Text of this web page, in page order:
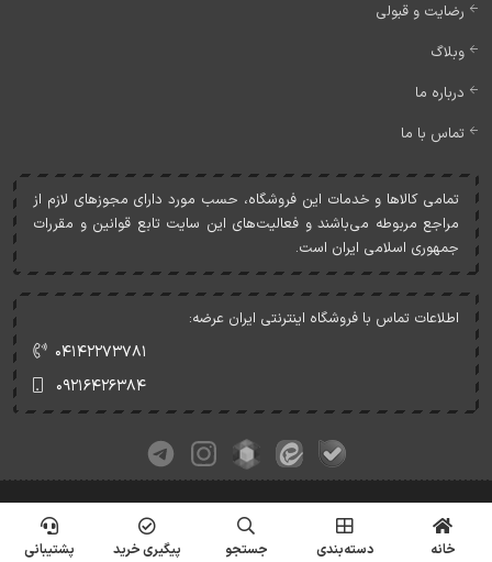
رضایت و قبولی
وبلاگ
درباره ما
تماس با ما
تمامی کالاها و خدمات اين فروشگاه، حسب مورد دارای مجوزهای لازم از
مراجع مربوطه می‌باشند و فعاليت‌های اين سايت تابع قوانين و مقررات
جمهوری اسلامی ايران است.
اطلاعات تماس با فروشگاه اینترنتی ایران عرضه:
۰۴۱۴۲۲۷۳۷۸۱
۰۹۲۱۶۴۲۶۳۸۴
کلیه حقوق این وبسایت متعلق به ایران عرضه می‌باشد.
© Copyrights - IranArze.ir - 1405
خانه دسته‌بندی جستجو پیگیری خرید پشتیبانی